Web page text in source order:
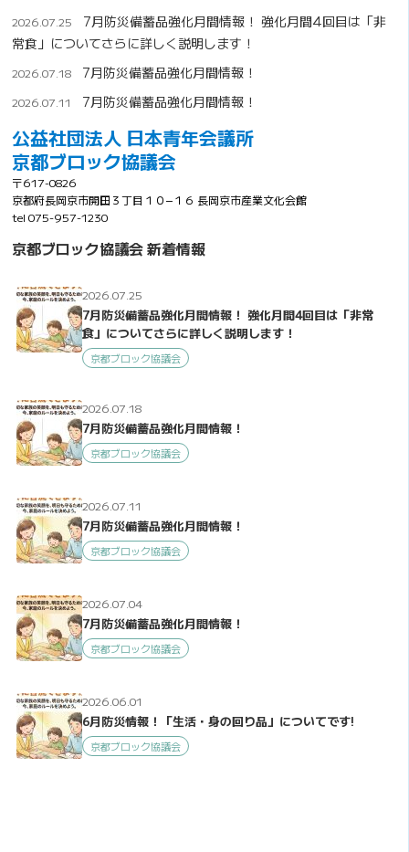
2026.07.25
7月防災備蓄品強化月間情報！ 強化月間4回目は「非
常食」についてさらに詳しく説明します！
2026.07.18 7月防災備蓄品強化月間情報！
2026.07.11 7月防災備蓄品強化月間情報！
公益社団法人 日本青年会議所
京都ブロック協議会
〒617-0826
京都府長岡京市開田３丁目１０−１６ 長岡京市産業文化会館
tel 075-957-1230
京都ブロック協議会 新着情報
2026.07.25
7月防災備蓄品強化月間情報！ 強化月間4回目は「非常
食」についてさらに詳しく説明します！
京都ブロック協議会
2026.07.18
7月防災備蓄品強化月間情報！
京都ブロック協議会
2026.07.11
7月防災備蓄品強化月間情報！
京都ブロック協議会
2026.07.04
7月防災備蓄品強化月間情報！
京都ブロック協議会
2026.06.01
6月防災情報！「生活・身の回り品」についてです!
京都ブロック協議会